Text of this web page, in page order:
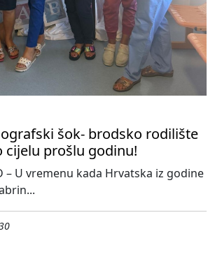
šok- brodsko rodilište
cijelu prošlu godinu!
– U vremenu kada Hrvatska iz godine